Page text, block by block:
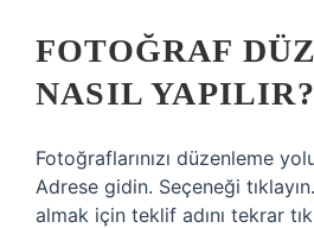
FOTOĞRAF
NASIL YAPILIR?
Fotoğraflarınızı düzenleme
Adrese gidin. Seçeneği
almak için teklif adını tekrar